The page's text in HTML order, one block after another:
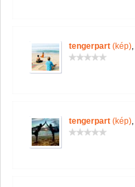
tengerpart (kép),
tengerpart (kép),